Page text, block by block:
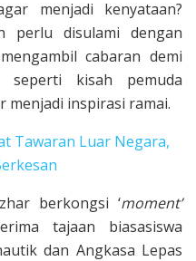
menjadi kenyataan?
perlu disulami dengan
cabaran demi
seperti kisah pemuda
menjadi inspirasi ramai.
Tawaran Luar Negara,
berkongsi ‘moment’
tajaan biasasiswa
dan Angkasa Lepas